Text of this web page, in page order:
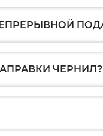
ЧЕРНИЛ?